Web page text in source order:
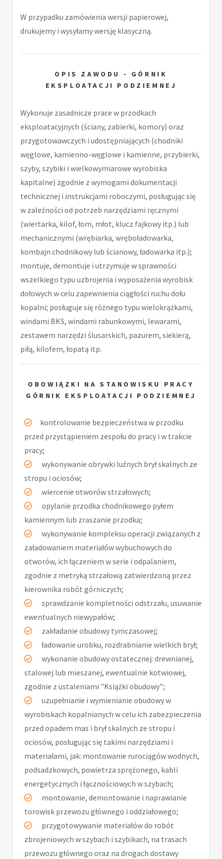
W przypadku zamówienia wersji papierowej,
drukujemy i wysyłamy wersję klasyczną.
OPIS ZAWODU - GÓRNIK
EKSPLOATACJI PODZIEMNEJ
Wykonuje zasadnicze prace w przodkach
eksploatacyjnych (ściany, zabierki, komory) oraz
przygotowawczych i udostępniających (chodniki
węglowe, kamienno-węglowe i kamienne, przybierki,
szyby, szybiki i wielkowymiarowe wyrobiska
kapitalne) zgodnie z wymogami dokumentacji
technicznej i instrukcjami roboczymi, posługując się
w zależności od potrzeb narzędziami ręcznymi
(wiertarka, kilof, łom, młot, klucz fajkowy itp.) lub
mechanicznymi (wrębiarka, wręboładowarka,
kombajn chodnikowy lub ścianowy, ładowarka itp.);
montuje, demontuje i utrzymuje w sprawności
wszelkiego typu uzbrojenia i wyposażenia wyrobisk
dołowych w celu zapewnienia ciągłości ruchu dołu
kopalni; posługuje się różnego typu wielokrążkami,
windami BKS, windami rabunkowymi, lewarami,
zestawem narzędzi ślusarskich, pazurem, siekierą,
piłą, kilofem, łopatą itp.
OBOWIĄZKI NA STANOWISKU PRACY
GÓRNIK EKSPLOATACJI PODZIEMNEJ
kontrolowanie bezpieczeństwa w przodku
przed przystąpieniem zespołu do pracy i w trakcie
pracy;
wykonywanie obrywki luźnych brył skalnych ze
stropu i ociosów;
wiercenie otworów strzałowych;
opylanie przodka chodnikowego pyłem
kamiennym lub zraszanie przodka;
wykonywanie kompleksu operacji związanych z
załadowaniem materiałów wybuchowych do
otworów, ich łączeniem w serie i odpalaniem,
zgodnie z metryką strzałową zatwierdzoną przez
kierownika robót górniczych;
sprawdzanie kompletności odstrzału, usuwanie
ewentualnych niewypałów;
zakładanie obudowy tymczasowej;
ładowanie urobku, rozdrabnianie wielkich brył;
wykonanie obudowy ostatecznej: drewnianej,
stalowej lub mieszanej, ewentualnie kotwiowej,
zgodnie z ustaleniami "Książki obudowy";
uzupełnianie i wymienianie obudowy w
wyrobiskach kopalnianych w celu ich zabezpieczenia
przed opadem mas i brył skalnych ze stropu i
ociosów, posługując się takimi narzędziami i
materiałami, jak: montowanie rurociągów wodnych,
podsadzkowych, powietrza sprężonego, kabli
energetycznych i łącznościowych w szybach;
montowanie, demontowanie i naprawianie
torowisk przewozu głównego i oddziałowego;
przygotowywanie materiałów do robót
zbrojeniowych w szybach i szybikach, na trasach
przewozu głównego oraz na drogach dostawy